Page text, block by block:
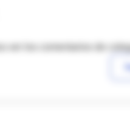
ver los comentarios de